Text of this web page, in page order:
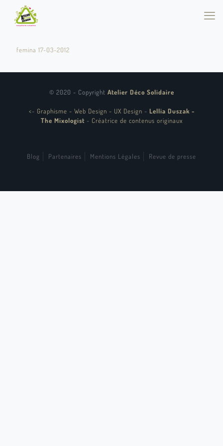
femina 17-03-2012
© 2020 - Copyright Atelier Déco Solidaire
<- Graphisme - Web Design - UX Design - Lellia Duszak -
The Mixologist - Créatrice de contenus originaux
Blog Partenaires Mentions Légales Revue de presse